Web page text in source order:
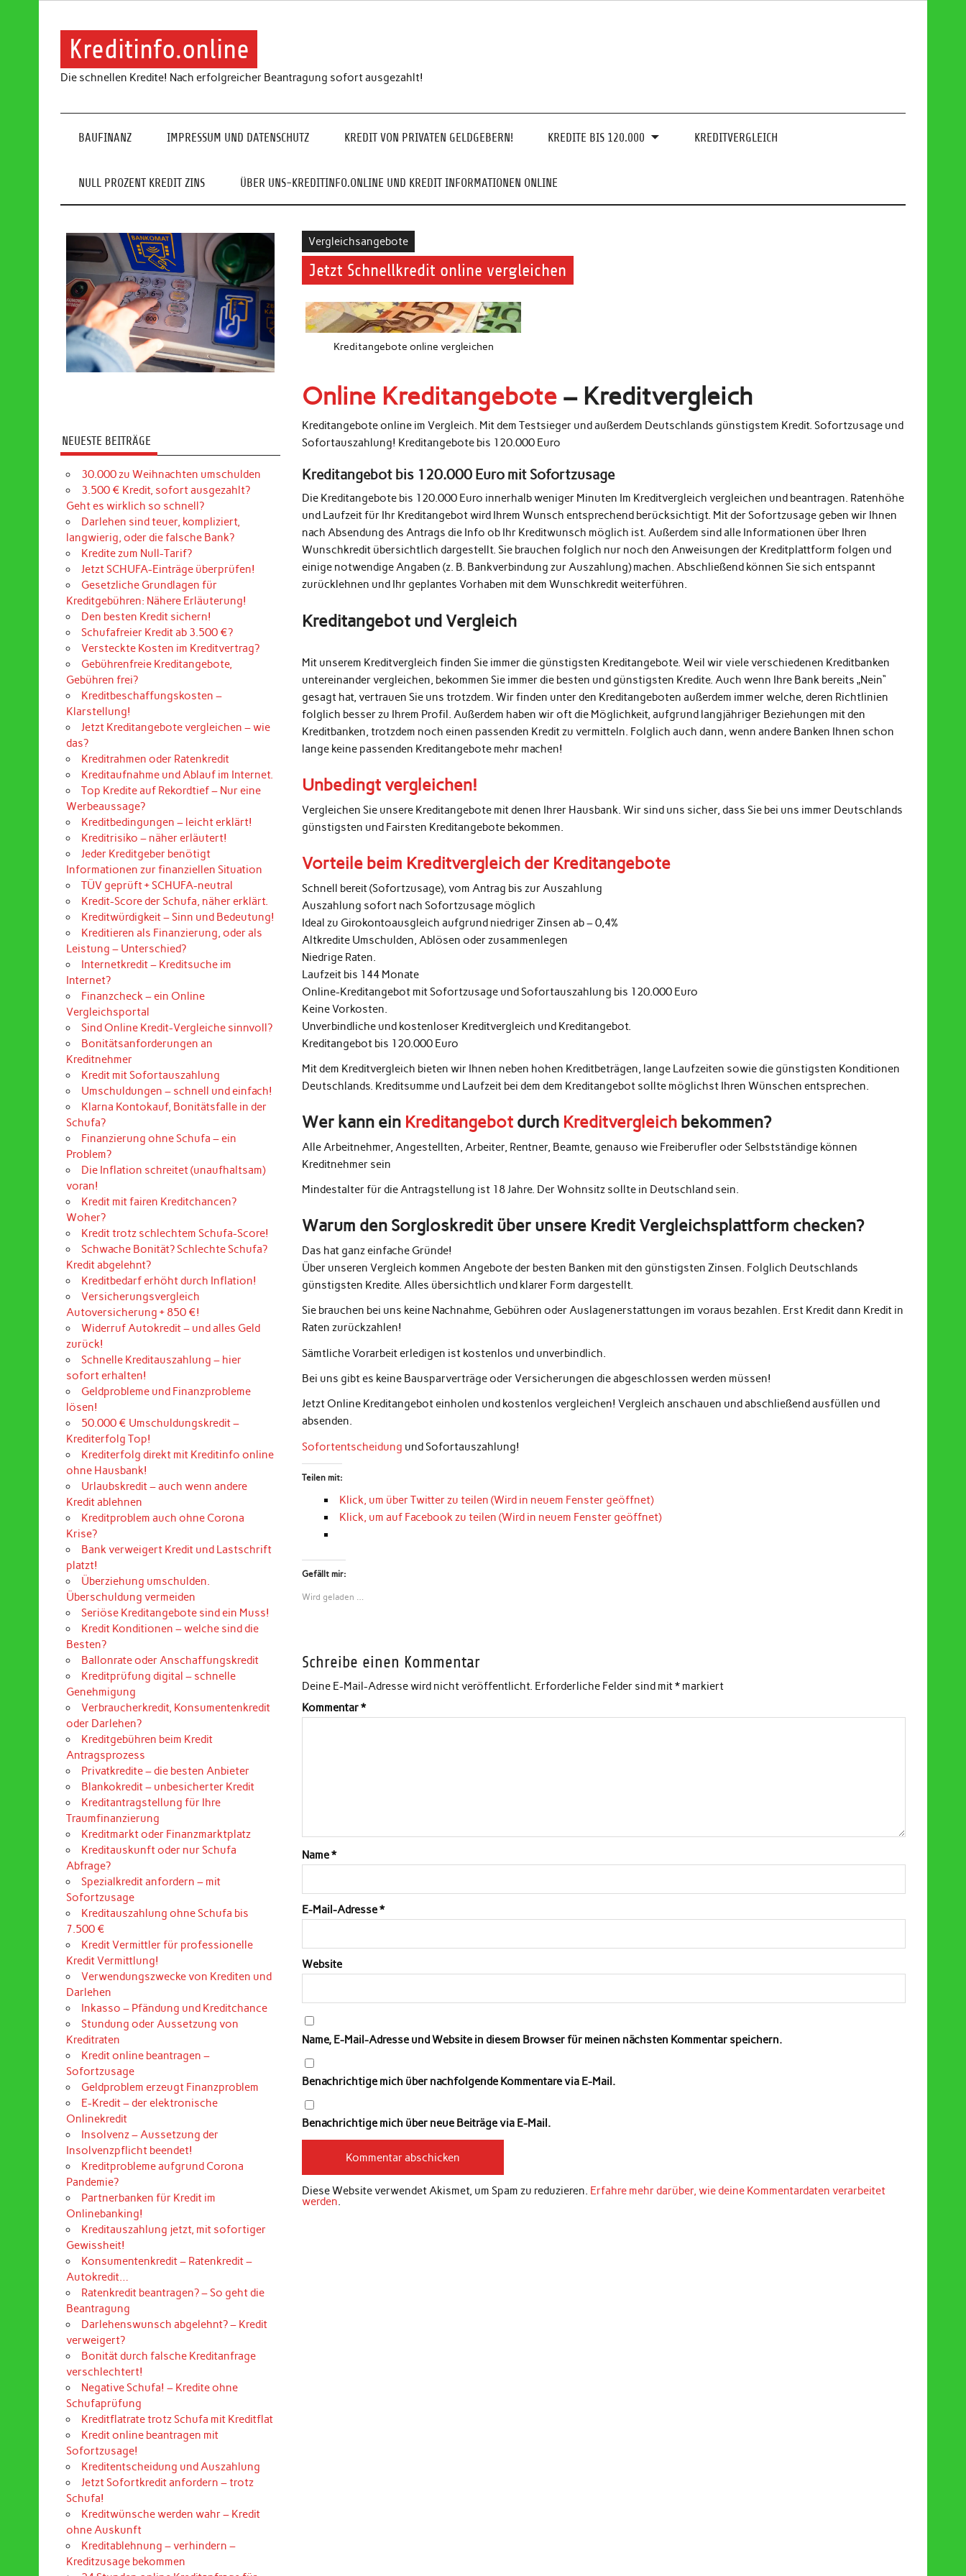
Kreditinfo.online
Die schnellen Kredite! Nach erfolgreicher Beantragung sofort ausgezahlt!
BAUFINANZ IMPRESSUM UND DATENSCHUTZ KREDIT VON PRIVATEN GELDGEBERN! KREDITE BIS 120.000 KREDITVERGLEICH
NULL PROZENT KREDIT ZINS ÜBER UNS-KREDITINFO.ONLINE UND KREDIT INFORMATIONEN ONLINE
Vergleichsangebote
Jetzt Schnellkredit online vergleichen
Kreditangebote online vergleichen
Online Kreditangebote – Kreditvergleich
Kreditangebote online im Vergleich. Mit dem Testsieger und außerdem Deutschlands günstigstem Kredit. Sofortzusage und
Sofortauszahlung! Kreditangebote bis 120.000 Euro
Kreditangebot bis 120.000 Euro mit Sofortzusage
Die Kreditangebote bis 120.000 Euro innerhalb weniger Minuten Im Kreditvergleich vergleichen und beantragen. Ratenhöhe
und Laufzeit für Ihr Kreditangebot wird Ihrem Wunsch entsprechend berücksichtigt. Mit der Sofortzusage geben wir Ihnen
nach Absendung des Antrags die Info ob Ihr Kreditwunsch möglich ist. Außerdem sind alle Informationen über Ihren
Wunschkredit übersichtlich dargestellt. Sie brauchen folglich nur noch den Anweisungen der Kreditplattform folgen und
einige notwendige Angaben (z. B. Bankverbindung zur Auszahlung) machen. Abschließend können Sie sich entspannt
zurücklehnen und Ihr geplantes Vorhaben mit dem Wunschkredit weiterführen.
Kreditangebot und Vergleich
Mit unserem Kreditvergleich finden Sie immer die günstigsten Kreditangebote. Weil wir viele verschiedenen Kreditbanken
untereinander vergleichen, bekommen Sie immer die besten und günstigsten Kredite. Auch wenn Ihre Bank bereits „Nein“
gesagt hat, vertrauen Sie uns trotzdem. Wir finden unter den Kreditangeboten außerdem immer welche, deren Richtlinien
folglich besser zu Ihrem Profil. Außerdem haben wir oft die Möglichkeit, aufgrund langjähriger Beziehungen mit den
Kreditbanken, trotzdem noch einen passenden Kredit zu vermitteln. Folglich auch dann, wenn andere Banken Ihnen schon
lange keine passenden Kreditangebote mehr machen!
Unbedingt vergleichen!
Vergleichen Sie unsere Kreditangebote mit denen Ihrer Hausbank. Wir sind uns sicher, dass Sie bei uns immer Deutschlands
günstigsten und Fairsten Kreditangebote bekommen.
Vorteile beim Kreditvergleich der Kreditangebote
Schnell bereit (Sofortzusage), vom Antrag bis zur Auszahlung
Auszahlung sofort nach Sofortzusage möglich
Ideal zu Girokontoausgleich aufgrund niedriger Zinsen ab – 0,4%
Altkredite Umschulden, Ablösen oder zusammenlegen
Niedrige Raten.
Laufzeit bis 144 Monate
Online-Kreditangebot mit Sofortzusage und Sofortauszahlung bis 120.000 Euro
Keine Vorkosten.
Unverbindliche und kostenloser Kreditvergleich und Kreditangebot.
Kreditangebot bis 120.000 Euro
Mit dem Kreditvergleich bieten wir Ihnen neben hohen Kreditbeträgen, lange Laufzeiten sowie die günstigsten Konditionen
Deutschlands. Kreditsumme und Laufzeit bei dem dem Kreditangebot sollte möglichst Ihren Wünschen entsprechen.
Wer kann ein Kreditangebot durch Kreditvergleich bekommen?
Alle Arbeitnehmer, Angestellten, Arbeiter, Rentner, Beamte, genauso wie Freiberufler oder Selbstständige können
Kreditnehmer sein
Mindestalter für die Antragstellung ist 18 Jahre. Der Wohnsitz sollte in Deutschland sein.
Warum den Sorgloskredit über unsere Kredit Vergleichsplattform checken?
Das hat ganz einfache Gründe!
Über unseren Vergleich kommen Angebote der besten Banken mit den günstigsten Zinsen. Folglich Deutschlands
günstigsten Kredite. Alles übersichtlich und klarer Form dargestellt.
Sie brauchen bei uns keine Nachnahme, Gebühren oder Auslagenerstattungen im voraus bezahlen. Erst Kredit dann Kredit in
Raten zurückzahlen!
Sämtliche Vorarbeit erledigen ist kostenlos und unverbindlich.
Bei uns gibt es keine Bausparverträge oder Versicherungen die abgeschlossen werden müssen!
Jetzt Online Kreditangebot einholen und kostenlos vergleichen! Vergleich anschauen und abschließend ausfüllen und
absenden.
Sofortentscheidung und Sofortauszahlung!
Teilen mit:
Klick, um über Twitter zu teilen (Wird in neuem Fenster geöffnet)
Klick, um auf Facebook zu teilen (Wird in neuem Fenster geöffnet)
Gefällt mir:
Wird geladen …
Schreibe einen Kommentar
Deine E-Mail-Adresse wird nicht veröffentlicht. Erforderliche Felder sind mit* markiert
Kommentar*
Name*
E-Mail-Adresse*
Website
Name, E-Mail-Adresse und Website in diesem Browser für meinen nächsten Kommentar speichern.
Benachrichtige mich über nachfolgende Kommentare via E-Mail.
Benachrichtige mich über neue Beiträge via E-Mail.
Diese Website verwendet Akismet, um Spam zu reduzieren. Erfahre mehr darüber, wie deine Kommentardaten verarbeitet
werden.
NEUESTE BEITRÄGE
30.000 zu Weihnachten umschulden
3.500 € Kredit, sofort ausgezahlt?
Geht es wirklich so schnell?
Darlehen sind teuer, kompliziert,
langwierig, oder die falsche Bank?
Kredite zum Null-Tarif?
Jetzt SCHUFA-Einträge überprüfen!
Gesetzliche Grundlagen für
Kreditgebühren: Nähere Erläuterung!
Den besten Kredit sichern!
Schufafreier Kredit ab 3.500 €?
Versteckte Kosten im Kreditvertrag?
Gebührenfreie Kreditangebote,
Gebühren frei?
Kreditbeschaffungskosten –
Klarstellung!
Jetzt Kreditangebote vergleichen – wie
das?
Kreditrahmen oder Ratenkredit
Kreditaufnahme und Ablauf im Internet.
Top Kredite auf Rekordtief – Nur eine
Werbeaussage?
Kreditbedingungen – leicht erklärt!
Kreditrisiko – näher erläutert!
Jeder Kreditgeber benötigt
Informationen zur finanziellen Situation
TÜV geprüft + SCHUFA-neutral
Kredit-Score der Schufa, näher erklärt.
Kreditwürdigkeit – Sinn und Bedeutung!
Kreditieren als Finanzierung, oder als
Leistung – Unterschied?
Internetkredit – Kreditsuche im
Internet?
Finanzcheck – ein Online
Vergleichsportal
Sind Online Kredit-Vergleiche sinnvoll?
Bonitätsanforderungen an
Kreditnehmer
Kredit mit Sofortauszahlung
Umschuldungen – schnell und einfach!
Klarna Kontokauf, Bonitätsfalle in der
Schufa?
Finanzierung ohne Schufa – ein
Problem?
Die Inflation schreitet (unaufhaltsam)
voran!
Kredit mit fairen Kreditchancen?
Woher?
Kredit trotz schlechtem Schufa-Score!
Schwache Bonität? Schlechte Schufa?
Kredit abgelehnt?
Kreditbedarf erhöht durch Inflation!
Versicherungsvergleich
Autoversicherung + 850 €!
Widerruf Autokredit – und alles Geld
zurück!
Schnelle Kreditauszahlung – hier
sofort erhalten!
Geldprobleme und Finanzprobleme
lösen!
50.000 € Umschuldungskredit –
Krediterfolg Top!
Krediterfolg direkt mit Kreditinfo online
ohne Hausbank!
Urlaubskredit – auch wenn andere
Kredit ablehnen
Kreditproblem auch ohne Corona
Krise?
Bank verweigert Kredit und Lastschrift
platzt!
Überziehung umschulden.
Überschuldung vermeiden
Seriöse Kreditangebote sind ein Muss!
Kredit Konditionen – welche sind die
Besten?
Ballonrate oder Anschaffungskredit
Kreditprüfung digital – schnelle
Genehmigung
Verbraucherkredit, Konsumentenkredit
oder Darlehen?
Kreditgebühren beim Kredit
Antragsprozess
Privatkredite – die besten Anbieter
Blankokredit – unbesicherter Kredit
Kreditantragstellung für Ihre
Traumfinanzierung
Kreditmarkt oder Finanzmarktplatz
Kreditauskunft oder nur Schufa
Abfrage?
Spezialkredit anfordern – mit
Sofortzusage
Kreditauszahlung ohne Schufa bis
7.500 €
Kredit Vermittler für professionelle
Kredit Vermittlung!
Verwendungszwecke von Krediten und
Darlehen
Inkasso – Pfändung und Kreditchance
Stundung oder Aussetzung von
Kreditraten
Kredit online beantragen –
Sofortzusage
Geldproblem erzeugt Finanzproblem
E-Kredit – der elektronische
Onlinekredit
Insolvenz – Aussetzung der
Insolvenzpflicht beendet!
Kreditprobleme aufgrund Corona
Pandemie?
Partnerbanken für Kredit im
Onlinebanking!
Kreditauszahlung jetzt, mit sofortiger
Gewissheit!
Konsumentenkredit – Ratenkredit –
Autokredit…
Ratenkredit beantragen? – So geht die
Beantragung
Darlehenswunsch abgelehnt? – Kredit
verweigert?
Bonität durch falsche Kreditanfrage
verschlechtert!
Negative Schufa! – Kredite ohne
Schufaprüfung
Kreditflatrate trotz Schufa mit Kreditflat
Kredit online beantragen mit
Sofortzusage!
Kreditentscheidung und Auszahlung
Jetzt Sofortkredit anfordern – trotz
Schufa!
Kreditwünsche werden wahr – Kredit
ohne Auskunft
Kreditablehnung – verhindern –
Kreditzusage bekommen